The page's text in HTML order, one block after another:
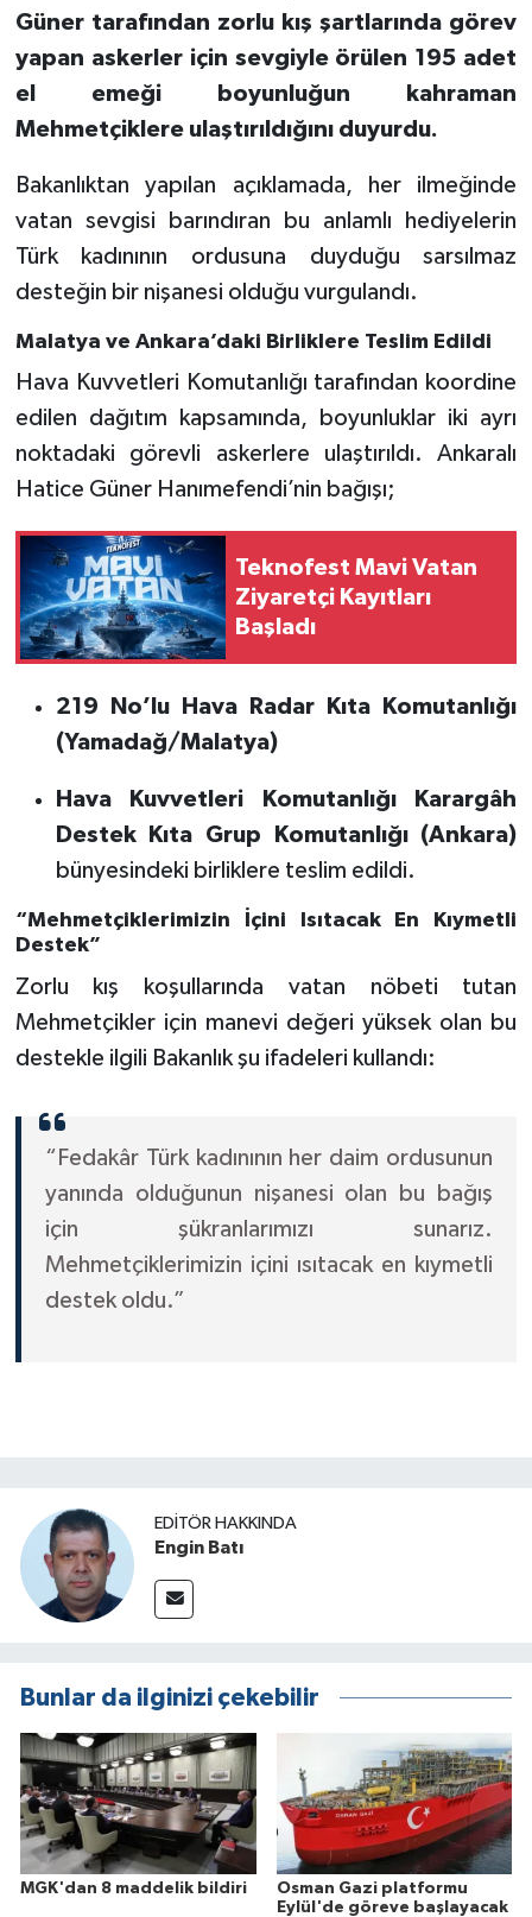
Güner tarafından zorlu kış şartlarında görev
yapan askerler için sevgiyle örülen 195 adet
el emeği boyunluğun kahraman
Mehmetçiklere ulaştırıldığını duyurdu.
Bakanlıktan yapılan açıklamada, her ilmeğinde
vatan sevgisi barındıran bu anlamlı hediyelerin
Türk kadınının ordusuna duyduğu sarsılmaz
desteğin bir nişanesi olduğu vurgulandı.
Malatya ve Ankara’daki Birliklere Teslim Edildi
Hava Kuvvetleri Komutanlığı tarafından koordine
edilen dağıtım kapsamında, boyunluklar iki ayrı
noktadaki görevli askerlere ulaştırıldı. Ankaralı
Hatice Güner Hanımefendi’nin bağışı;
Teknofest Mavi Vatan
Ziyaretçi Kayıtları
Başladı
219 No’lu Hava Radar Kıta Komutanlığı
(Yamadağ/Malatya)
Hava Kuvvetleri Komutanlığı Karargâh
Destek Kıta Grup Komutanlığı (Ankara)
bünyesindeki birliklere teslim edildi.
“Mehmetçiklerimizin İçini Isıtacak En Kıymetli
Destek”
Zorlu kış koşullarında vatan nöbeti tutan
Mehmetçikler için manevi değeri yüksek olan bu
destekle ilgili Bakanlık şu ifadeleri kullandı:
“Fedakâr Türk kadınının her daim ordusunun
yanında olduğunun nişanesi olan bu bağış
için şükranlarımızı sunarız.
Mehmetçiklerimizin içini ısıtacak en kıymetli
destek oldu.”
EDITÖR HAKKINDA
Engin Batı
Bunlar da ilginizi çekebilir
MGK'dan 8 maddelik bildiri
Osman Gazi platformu
Eylül'de göreve başlayacak